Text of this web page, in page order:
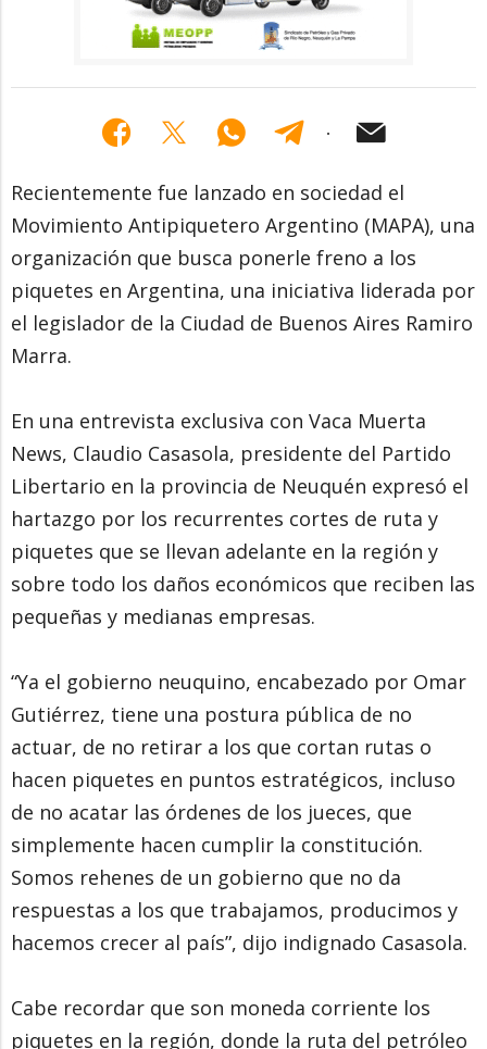
Recientemente fue lanzado en sociedad el
Movimiento Antipiquetero Argentino (MAPA), una
organización que busca ponerle freno a los
piquetes en Argentina, una iniciativa liderada por
el legislador de la Ciudad de Buenos Aires Ramiro
Marra.
En una entrevista exclusiva con Vaca Muerta
News, Claudio Casasola, presidente del Partido
Libertario en la provincia de Neuquén expresó el
hartazgo por los recurrentes cortes de ruta y
piquetes que se llevan adelante en la región y
sobre todo los daños económicos que reciben las
pequeñas y medianas empresas.
“Ya el gobierno neuquino, encabezado por Omar
Gutiérrez, tiene una postura pública de no
actuar, de no retirar a los que cortan rutas o
hacen piquetes en puntos estratégicos, incluso
de no acatar las órdenes de los jueces, que
simplemente hacen cumplir la constitución.
Somos rehenes de un gobierno que no da
respuestas a los que trabajamos, producimos y
hacemos crecer al país”, dijo indignado Casasola.
Cabe recordar que son moneda corriente los
piquetes en la región, donde la ruta del petróleo